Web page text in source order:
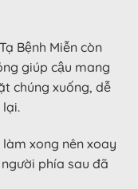
Bệnh Miễn còn
giúp cậu mang
chúng xuống, dễ
làm xong nên xoay
phía sau đã